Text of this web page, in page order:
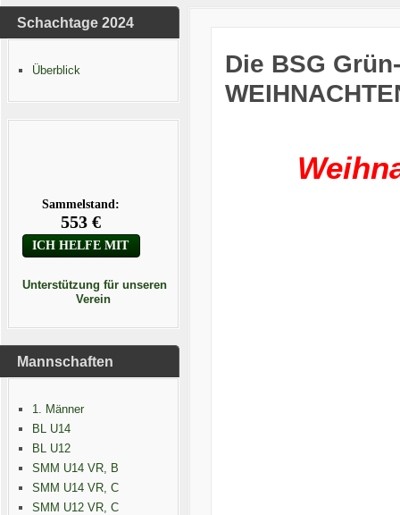
Schachtage 2024
Überblick
Unterstützung für unseren
Verein
Mannschaften
1. Männer
BL U14
BL U12
SMM U14 VR, B
SMM U14 VR, C
SMM U12 VR, C
Die BSG